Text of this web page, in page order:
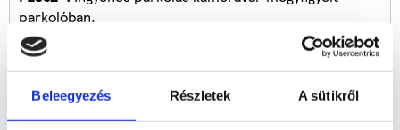
Beleegyezés Részletek A sütikről
parkolóban.
PLUSZ+:
Színes kirándulási és rekreációs lehetőségek.
PLUSZ+:
Kedvezményes kerékpározási lehetőség.
TIPP!: Egyedi kedvezmények:
10% kedvezmény éttermi étkezés esetén apartner
éttermekben, kedvezményes két-háromfogásos napi